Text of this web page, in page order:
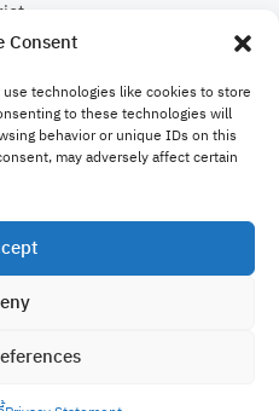
Consent
technologies like cookies to store
to these technologies will
behavior or unique IDs on this
may adversely affect certain
อเรา